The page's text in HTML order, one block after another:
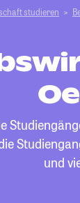
studieren
und